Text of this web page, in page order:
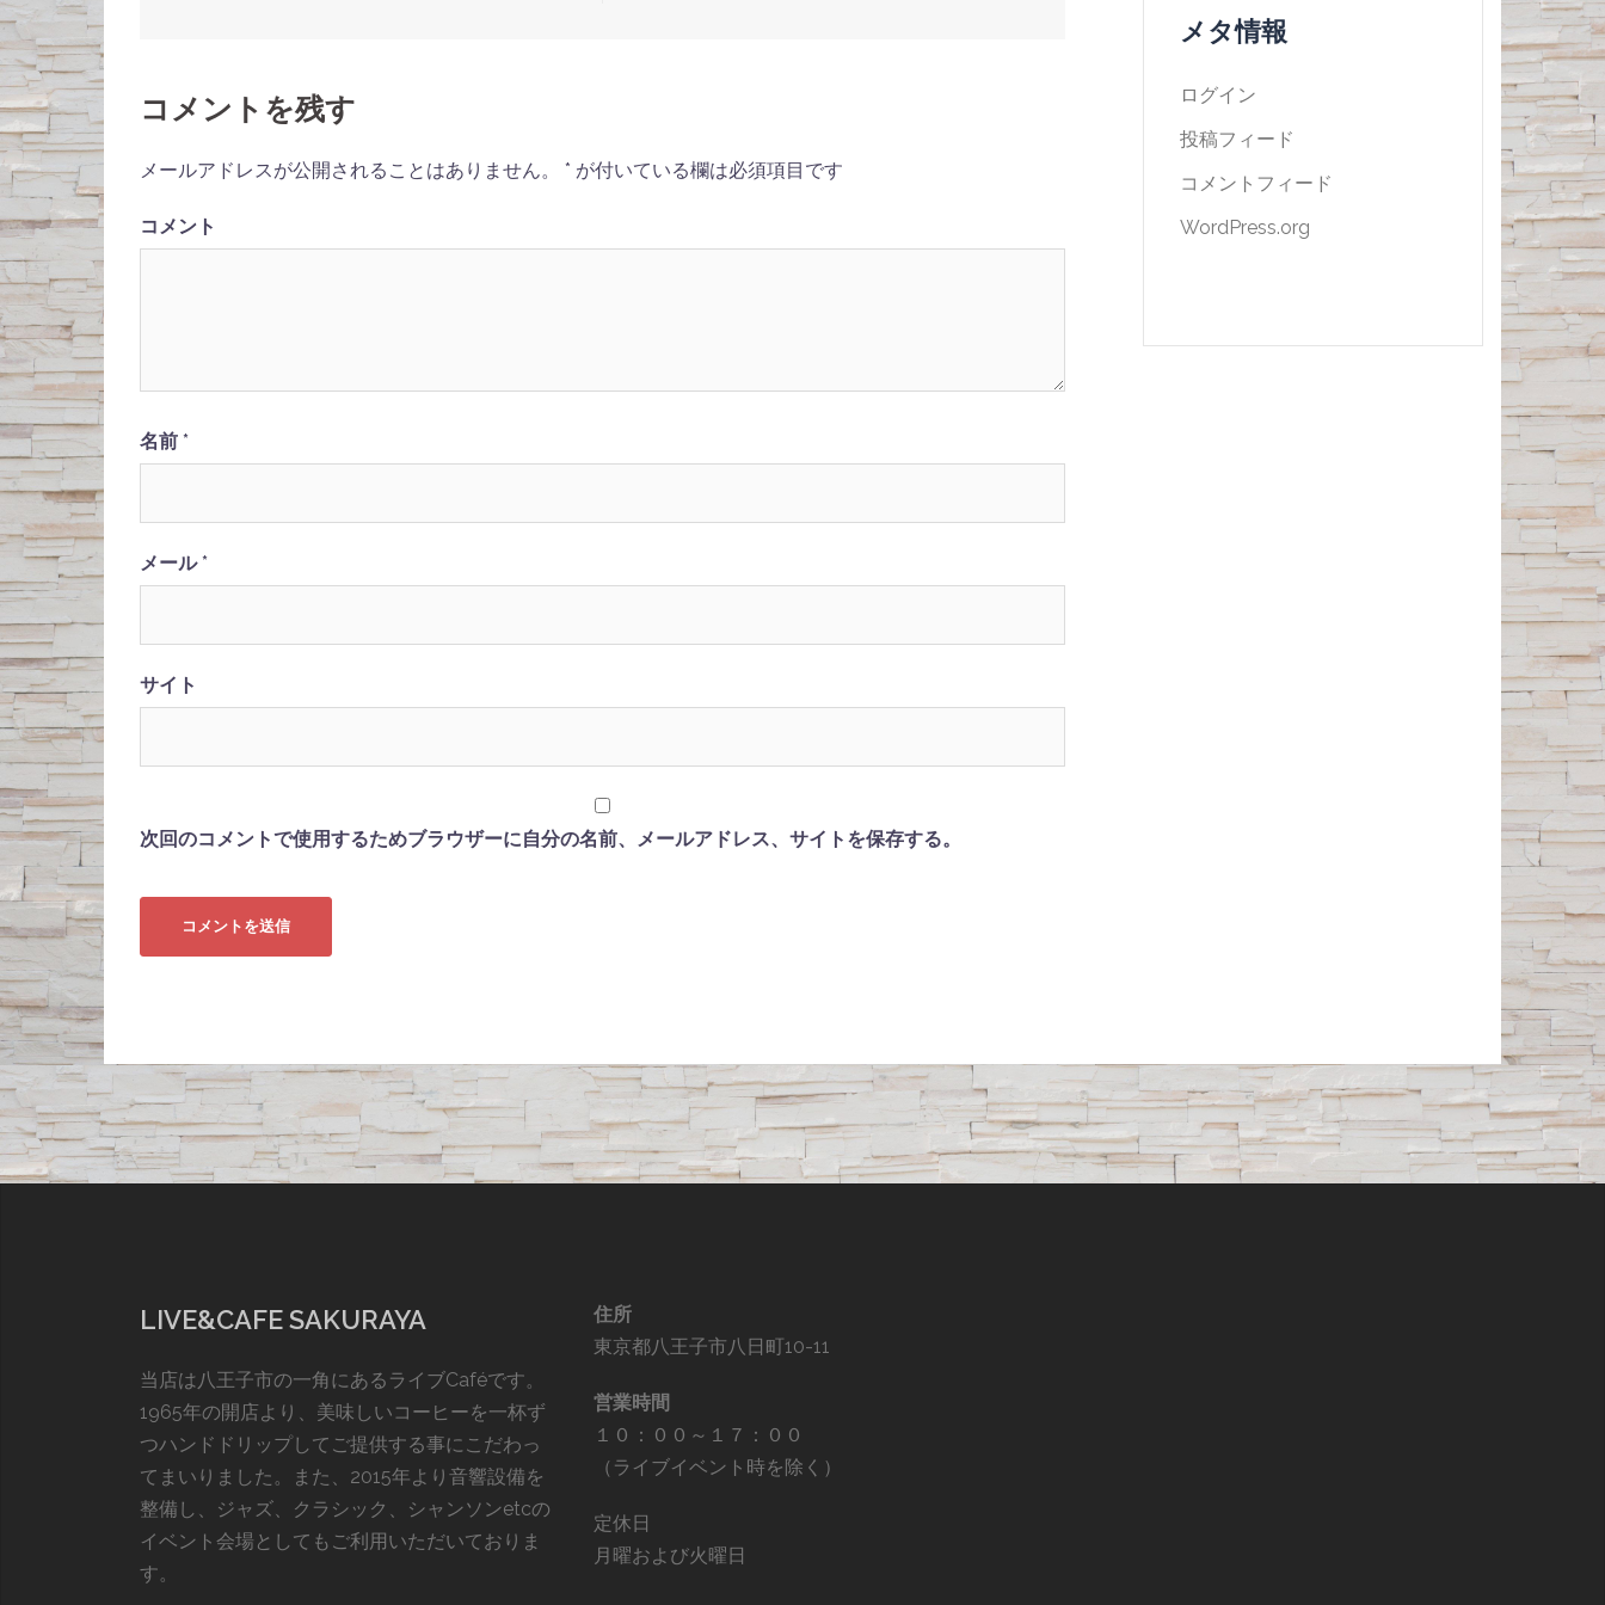
ナ
ビ
ゲ
ョ
ン
コメントを残す
メールアドレスが公開されることはありません。 * が付いている欄は必須項目です
コメント
名前 *
メール*
サイト
次回のコメントで使用するためブラウザーに自分の名前、メールアドレス、サイトを保存する。
メタ情報
ログイン
投稿フィード
コメントフィード
WordPress.org
LIVE&CAFE SAKURAYA
当店は八王子市の一角にあるライブCaféです。
1965年の開店より、美味しいコーヒーを一杯ず
つハンドドリップしてご提供する事にこだわっ
てまいりました。また、2015年より音響設備を
整備し、ジャズ、クラシック、シャンソンetcの
イベント会場としてもご利用いただいておりま
す。
住所
東京都八王子市八日町10-11
営業時間
１０：００～１７：００
（ライブイベント時を除く）
定休日
月曜および火曜日